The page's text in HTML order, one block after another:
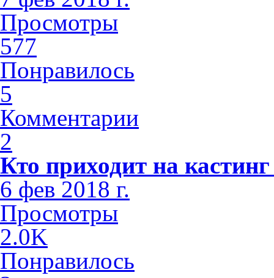
Просмотры
577
Понравилось
5
Комментарии
2
Кто приходит на
6 фев 2018 г.
Просмотры
2.0K
Понравилось